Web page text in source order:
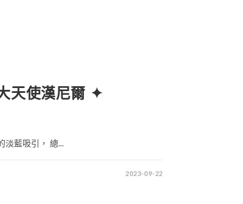
天使漢尼爾 ✦
淡藍吸引， 總...
2023-09-22